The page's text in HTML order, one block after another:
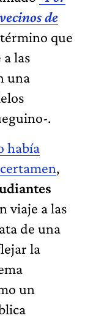
de
que
las
una
.
había
,
viaje a las
de una
la
un